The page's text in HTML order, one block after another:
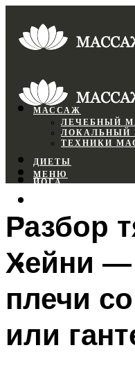
МАССАЖ
ЛЕЧЕБНЫЙ
ЛОКАЛЬНЫЙ
ТЕХНИКИ
ДИЕТЫ
ЙОГА
ФИТНЕС
МЕНЮ
МЕНЮ
Разбор
Хейни —
плечи
или